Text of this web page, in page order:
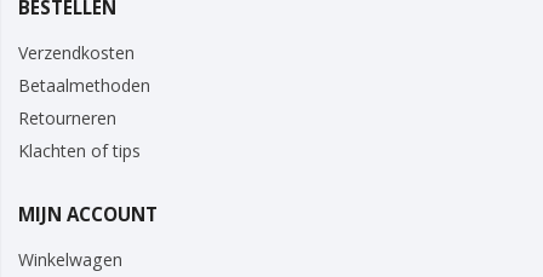
BESTELLEN
Verzendkosten
Betaalmethoden
Retourneren
Klachten of tips
MIJN ACCOUNT
Winkelwagen